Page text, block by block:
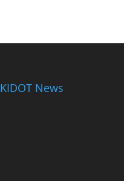
KIDOT News